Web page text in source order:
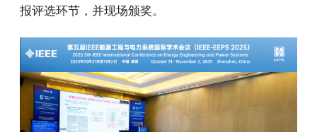
报评选环节，并现场颁奖。